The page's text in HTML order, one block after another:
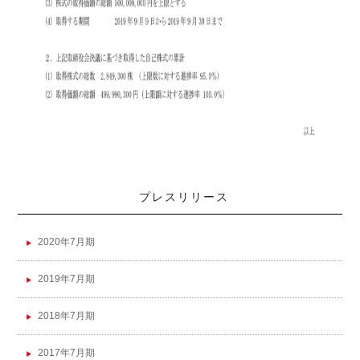
プレスリリース
2020年7月期
2019年7月期
2018年7月期
2017年7月期